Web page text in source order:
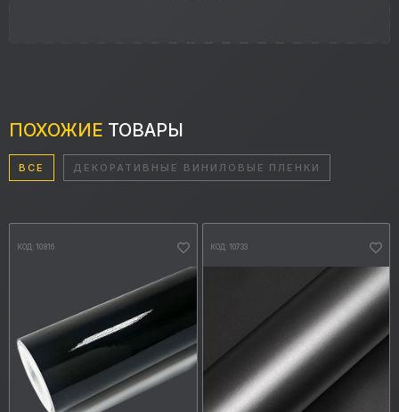
ПОХОЖИЕ ТОВАРЫ
ВСЕ ДЕКОРАТИВНЫЕ ВИНИЛОВЫЕ ПЛЕНКИ
КОД: 10816 КОД: 10733